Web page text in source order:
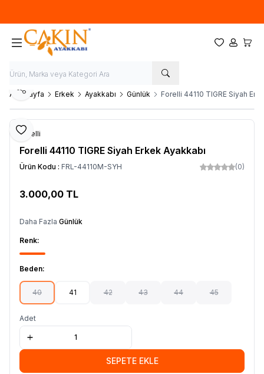
Favorilerim
Hesabım
Ana Sayfa Erkek Ayakkabı Günlük Forelli 44110 TIGRE Siyah
Favoriye Ekle
Paylaş
Forelli
Forelli 44110 TIGRE Siyah Erkek Ayakkabı
Ürün Kodu : FRL-44110M-SYH (0)
3.000,00 TL
Daha Fazla Günlük
Renk:
Beden:
40 41 42 43 44 45
Adet
SEPETE EKLE